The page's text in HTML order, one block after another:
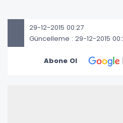
29-12-2015 00:27
Güncelleme : 29-12-2015
Abone Ol